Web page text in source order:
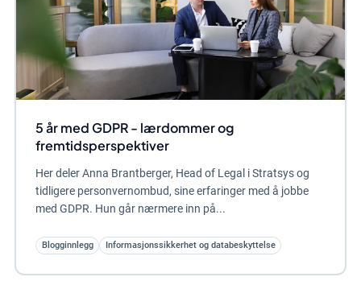
5 år med GDPR - lærdommer og
fremtidsperspektiver
Her deler Anna Brantberger, Head of Legal i Stratsys og
tidligere personvernombud, sine erfaringer med å jobbe
med GDPR. Hun går nærmere inn på...
Blogginnlegg Informasjonssikkerhet og databeskyttelse